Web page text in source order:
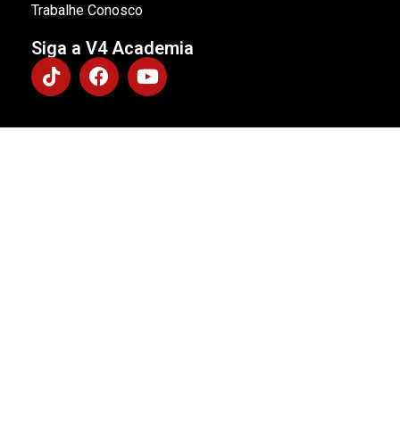
Trabalhe Conosco
Siga a V4 Academia